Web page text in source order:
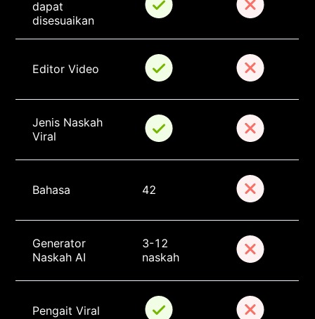
dapat
disesuaikan
Editor Video
Jenis Naskah
Viral
Bahasa 42
Generator
Naskah AI
3-12
naskah
Pengait Viral